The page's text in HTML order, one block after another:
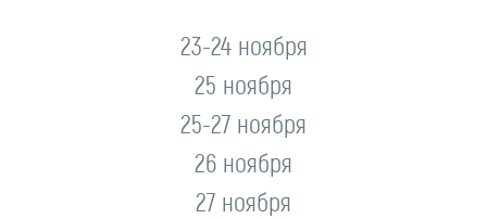
23-24 ноября
25 ноября
25-27 ноября
26 ноября
27 ноября